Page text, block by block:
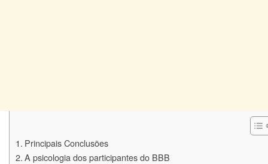
Principais Conclusões
A psicologia dos participantes do BBB